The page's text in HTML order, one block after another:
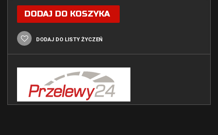
DODAJ DO KOSZYKA
DODAJ DO LISTY ŻYCZEŃ